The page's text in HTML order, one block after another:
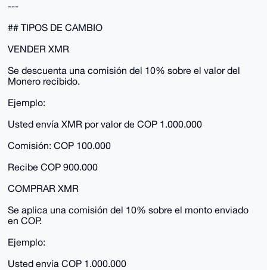
---
## TIPOS DE CAMBIO
VENDER XMR
Se descuenta una comisión del 10% sobre el valor del
Monero recibido.
Ejemplo:
Usted envía XMR por valor de COP 1.000.000
Comisión: COP 100.000
Recibe COP 900.000
COMPRAR XMR
Se aplica una comisión del 10% sobre el monto enviado
en COP.
Ejemplo:
Usted envía COP 1.000.000